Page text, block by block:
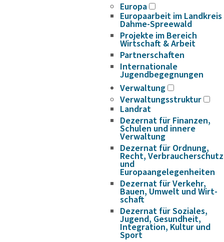
Europa
Europaarbeit im Landkreis
Dahme-Spreewald
Projekte im Bereich
Wirtschaft & Arbeit
Partnerschaften
Internationale
Jugendbegegnungen
Verwaltung
Verwaltungsstruktur
Landrat
Dezernat für Finanzen,
Schulen und innere
Verwaltung
Dezernat für Ordnung,
Recht, Verbraucherschutz
und
Europaangelegenheiten
Dezernat für Verkehr,
Bauen, Umwelt und Wirt­
schaft
Dezernat für Soziales,
Jugend, Gesundheit,
Integration, Kultur und
Sport